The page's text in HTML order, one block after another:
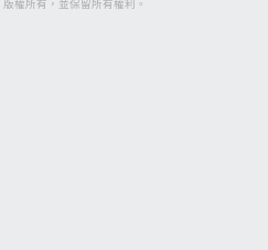
權所有，並保留所有權利。